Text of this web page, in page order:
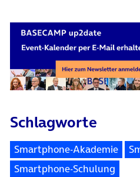
Schlagworte
Smartphone-Akademie
Smartphone-Schulung